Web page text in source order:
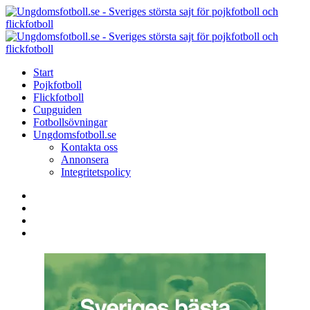
Menu
Search
Menu
Start
Pojkfotboll
Flickfotboll
Cupguiden
Fotbollsövningar
Ungdomsfotboll.se
Kontakta oss
Annonsera
Integritetspolicy